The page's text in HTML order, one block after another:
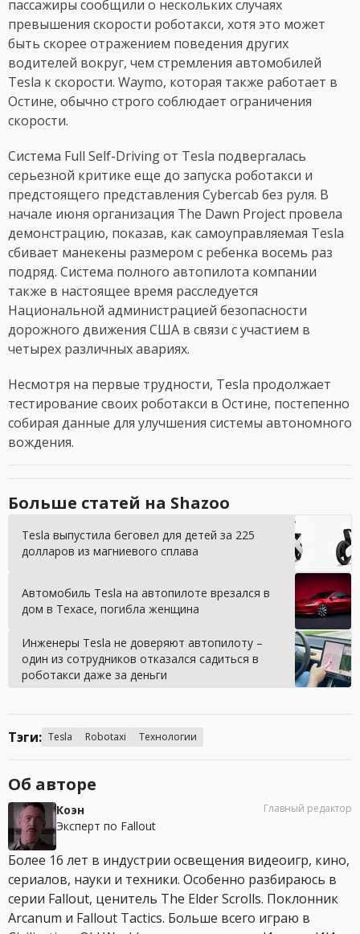
пассажиры сообщили о нескольких случаях
превышения скорости роботакси, хотя это может
быть скорее отражением поведения других
водителей вокруг, чем стремления автомобилей
Tesla к скорости. Waymo, которая также работает в
Остине, обычно строго соблюдает ограничения
скорости.
Система Full Self-Driving от Tesla подвергалась
серьезной критике еще до запуска роботакси и
предстоящего представления Cybercab без руля. В
начале июня организация The Dawn Project провела
демонстрацию, показав, как самоуправляемая Tesla
сбивает манекены размером с ребенка восемь раз
подряд. Система полного автопилота компании
также в настоящее время расследуется
Национальной администрацией безопасности
дорожного движения США в связи с участием в
четырех различных авариях.
Несмотря на первые трудности, Tesla продолжает
тестирование своих роботакси в Остине, постепенно
собирая данные для улучшения системы автономного
вождения.
Больше статей на Shazoo
Tesla выпустила беговел для детей за 225
долларов из магниевого сплава
Автомобиль Tesla на автопилоте врезался в
дом в Техасе, погибла женщина
Инженеры Tesla не доверяют автопилоту –
один из сотрудников отказался садиться в
роботакси даже за деньги
Тэги: Tesla Robotaxi Технологии
Об авторе
Коэн
Эксперт по Fallout
Главный редактор
Более 16 лет в индустрии освещения видеоигр, кино,
сериалов, науки и техники. Особенно разбираюсь в
серии Fallout, ценитель The Elder Scrolls. Поклонник
Arcanum и Fallout Tactics. Больше всего играю в